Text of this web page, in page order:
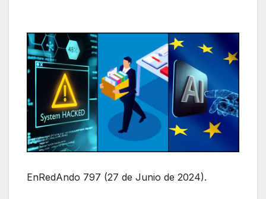
EnRedAndo 797 (27 de Junio de 2024).